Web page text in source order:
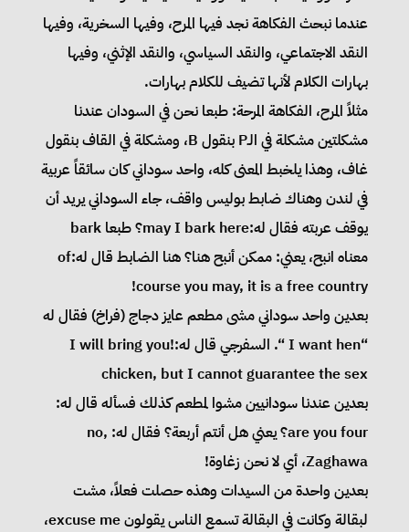
عندما نبحث الفكاهة نجد فيها المرح، وفيها السخرية، وفيها
النقد الاجتماعي، والنقد السياسي، والنقد الإثني، وفيها
بهارات الكلام لأنها تضيف للكلام بهارات.
مثلاً المرح، الفكاهة المرحة: طبعا نحن في السودان عندنا
مشكلتين مشكلة في الـP بنقول B، ومشكلة في القاف بنقول
غاف، وهذا يلخبط المعنى كله، واحد سوداني كان سائقاً عربية
في لندن وهناك ضابط بوليس واقف، جاء السوداني يريد أن
يوقف عربته فقال له:may I bark here؟ طبعا bark
معناه انبح، يعني: ممكن أنبح هنا؟ هنا الضابط قال له:of
course you may, it is a free country!
بعدين واحد سوداني مشى مطعم عايز دجاج (فراخ) فقال له
“I want hen “. السفرجي قال له:!I will bring you
chicken, but I cannot guarantee the sex
بعدين عندنا سودانيين مشوا لمطعم كذلك فسأله قال له:
are you four؟ يعني هل أنتم أربعة؟ فقال له: no,
Zaghawa، أي لا نحن زغاوة!
بعدين واحدة من السيدات وهذه حصلت فعلاً، مشت
لبقالة وكانت في البقالة تسمع الناس يقولون excuse me،